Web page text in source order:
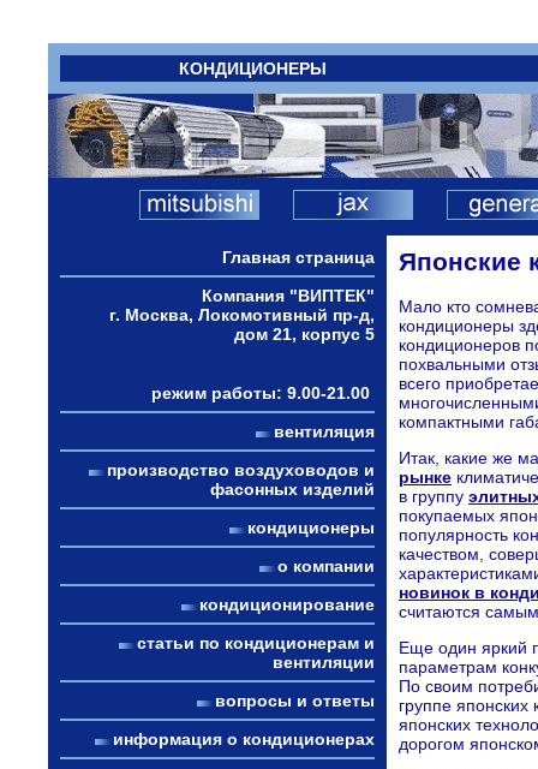
КОНДИЦИОНЕРЫ
Главная страница
Компания "ВИПТЕК"
г. Москва, Локомотивный пр-д,
дом 21, корпус 5
режим работы: 9.00-21.00
вентиляция
производство воздуховодов и
фасонных изделий
кондиционеры
о компании
кондиционирование
статьи по кондиционерам и
вентиляции
вопросы и ответы
информация о кондиционерах
Японские
Мало кто
кондиционеры
кондиционеров
похвальными
всего
компактными
Итак, какие же
рынке
в группу
покупаемых
популярность
качеством,
новинок в
считаются
Еще один яркий
параметрам
По своим
группе
японских
дорогом